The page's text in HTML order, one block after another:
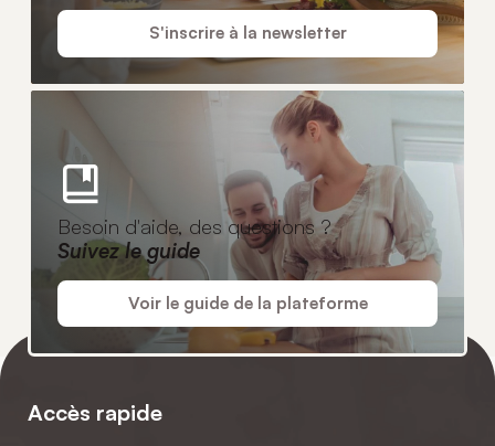
S'inscrire à la newsletter
Besoin d'aide, des questions ?
Suivez le guide
Voir le guide de la plateforme
Accès rapide